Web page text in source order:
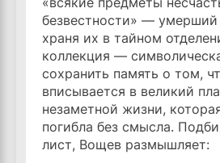
безвестности» —
храня их в тайном
коллекция —
сохранить память о том,
вписывается в великий
незаметной жизни,
погибла без смысла.
лист, Вощев размышляет: